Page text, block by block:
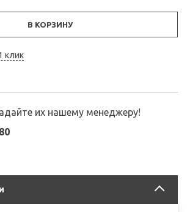
В КОРЗИНУ
клик
их нашему менеджеру!